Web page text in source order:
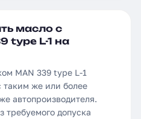
масло с
type L-1 на
MAN 339 type L-1
таким же или более
автопроизводителя.
требуемого допуска